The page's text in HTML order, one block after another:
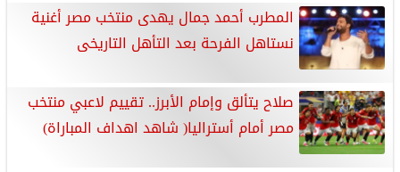
المطرب أحمد جمال يهدى منتخب مصر أغنية
نستاهل الفرحة بعد التأهل التاريخى
صلاح يتألق وإمام الأبرز.. تقييم لاعبي منتخب
مصر أمام أستراليا( شاهد اهداف المباراة)